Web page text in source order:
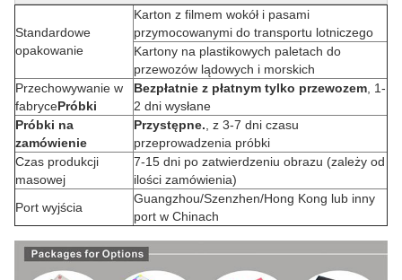
Standardowe
opakowanie
Karton z filmem wokół i pasami
przymocowanymi do transportu lotniczego
Kartony na plastikowych paletach do
przewozów lądowych i morskich
Przechowywanie w
fabrycePróbki
Bezpłatnie z płatnym tylko przewozem, 1-
2 dni wysłane
Próbki na
zamówienie
Przystępne., z 3-7 dni czasu
przeprowadzenia próbki
Czas produkcji
masowej
7-15 dni po zatwierdzeniu obrazu (zależy od
ilości zamówienia)
Port wyjścia
Guangzhou/Szenzhen/Hong Kong lub inny
port w Chinach